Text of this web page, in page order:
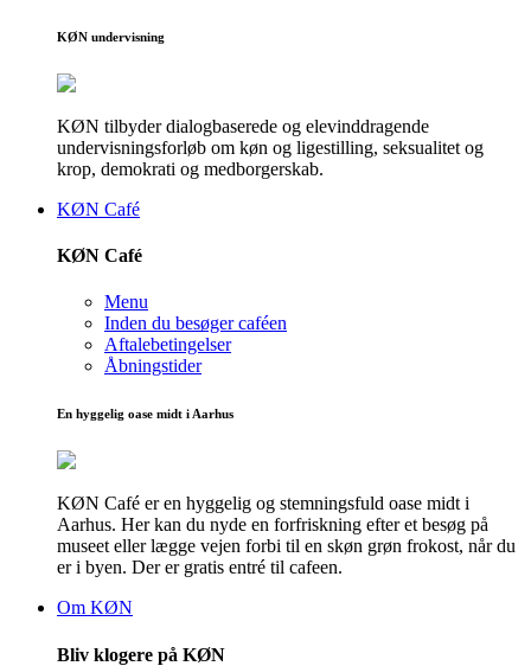
KØN undervisning
KØN tilbyder dialogbaserede og elevinddragende
undervisningsforløb om køn og ligestilling, seksualitet og
krop, demokrati og medborgerskab.
KØN Café
KØN Café
Menu
Inden du besøger caféen
Aftalebetingelser
Åbningstider
En hyggelig oase midt i Aarhus
KØN Café er en hyggelig og stemningsfuld oase midt i
Aarhus. Her kan du nyde en forfriskning efter et besøg på
museet eller lægge vejen forbi til en skøn grøn frokost, når du
er i byen. Der er gratis entré til cafeen.
Om KØN
Bliv klogere på KØN